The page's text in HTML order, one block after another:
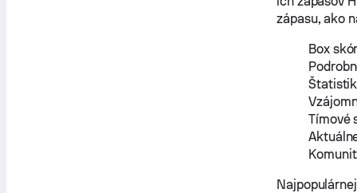
zápasu, ako
Box
Tímové